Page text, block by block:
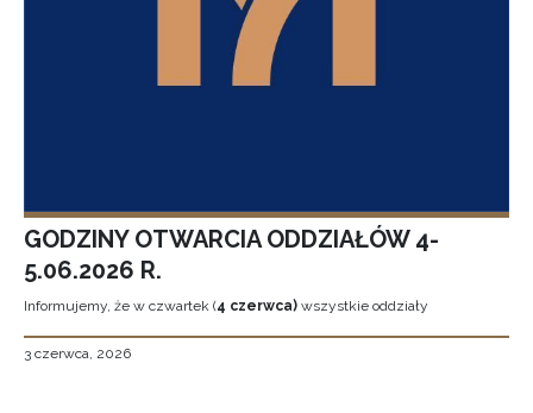
GODZINY OTWARCIA ODDZIAŁÓW 4-
5.06.2026 R.
Informujemy, że w czwartek (4 czerwca) wszystkie oddziały
3 czerwca, 2026